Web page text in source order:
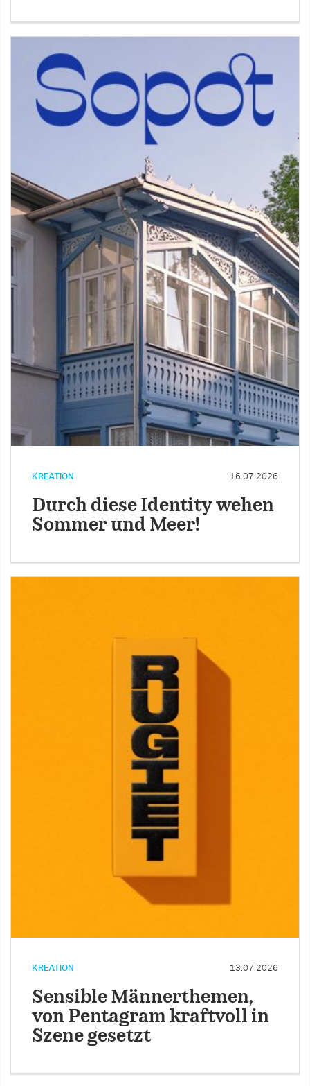
KREATION 16.07.2026
Durch diese Identity wehen
Sommer und Meer!
KREATION 13.07.2026
Sensible Männerthemen,
von Pentagram kraftvoll in
Szene gesetzt